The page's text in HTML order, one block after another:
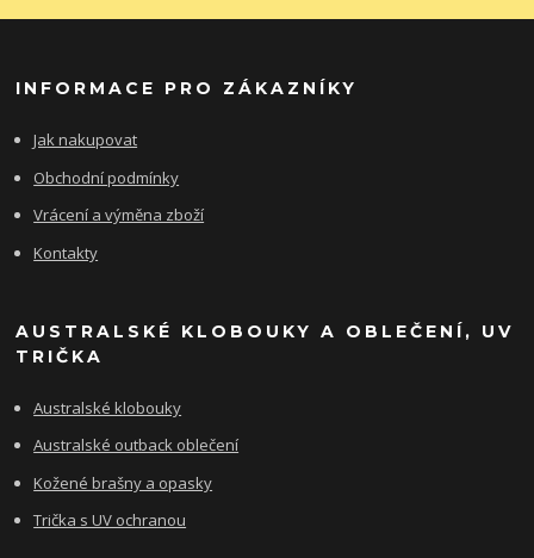
INFORMACE PRO ZÁKAZNÍKY
Jak nakupovat
Obchodní podmínky
Vrácení a výměna zboží
Kontakty
AUSTRALSKÉ KLOBOUKY A OBLEČENÍ, UV
TRIČKA
Australské klobouky
Australské outback oblečení
Kožené brašny a opasky
Trička s UV ochranou